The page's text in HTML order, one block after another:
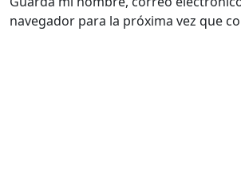
navegador para la próxima vez que